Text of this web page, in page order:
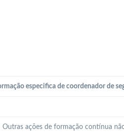
especifica de coordenador de
Outras ações de formação contínua